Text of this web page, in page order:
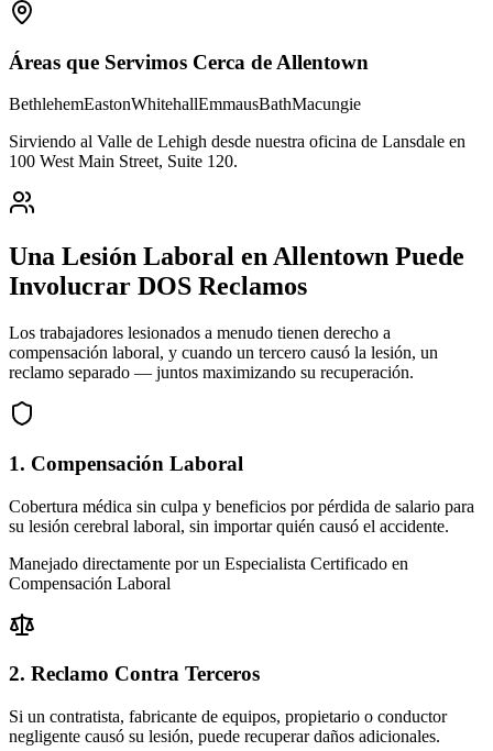
Áreas que Servimos Cerca de Allentown
BethlehemEastonWhitehallEmmausBathMacungie
Sirviendo al Valle de Lehigh desde nuestra oficina de Lansdale en
100 West Main Street, Suite 120.
Una Lesión Laboral enAllentown Puede
Involucrar DOS Reclamos
Los trabajadores lesionados a menudo tienen derecho a
compensación laboral, y cuando un tercero causó la lesión, un
reclamo separado — juntos maximizando su recuperación.
1. Compensación Laboral
Cobertura médica sin culpa y beneficios por pérdida de salario para
su lesión cerebral laboral, sin importar quién causó el accidente.
Manejado directamente por un Especialista Certificado en
Compensación Laboral
2. Reclamo Contra Terceros
Si un contratista, fabricante de equipos, propietario o conductor
negligente causó su lesión, puede recuperar daños adicionales.